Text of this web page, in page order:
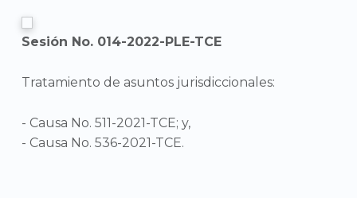
Sesión No. 014-2022-PLE-TCE
Tratamiento de asuntos jurisdiccionales:
- Causa No. 511-2021-TCE; y,
- Causa No. 536-2021-TCE.